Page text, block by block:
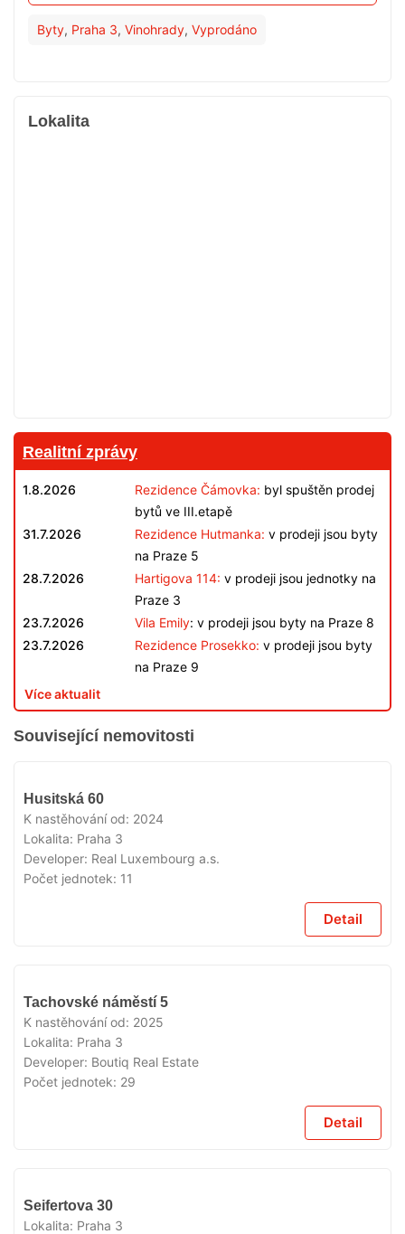
Byty, Praha 3, Vinohrady, Vyprodáno
Lokalita
Realitní zprávy
1.8.2026 Rezidence Čámovka: byl spuštěn prodej
bytů ve III.etapě
31.7.2026
Rezidence Hutmanka: v prodeji jsou byty
na Praze 5
28.7.2026
Hartigova 114: v prodeji jsou jednotky na
Praze 3
23.7.2026
Vila Emily: v prodeji jsou byty na Praze 8
23.7.2026
Rezidence Prosekko: v prodeji jsou byty
na Praze 9
Více aktualit
Související nemovitosti
Husitská 60
K nastěhování od: 2024
Lokalita: Praha 3
Developer: Real Luxembourg a.s.
Počet jednotek: 11
Detail
Tachovské náměstí 5
K nastěhování od: 2025
Lokalita: Praha 3
Developer: Boutiq Real Estate
Počet jednotek: 29
Detail
Seifertova 30
Lokalita: Praha 3